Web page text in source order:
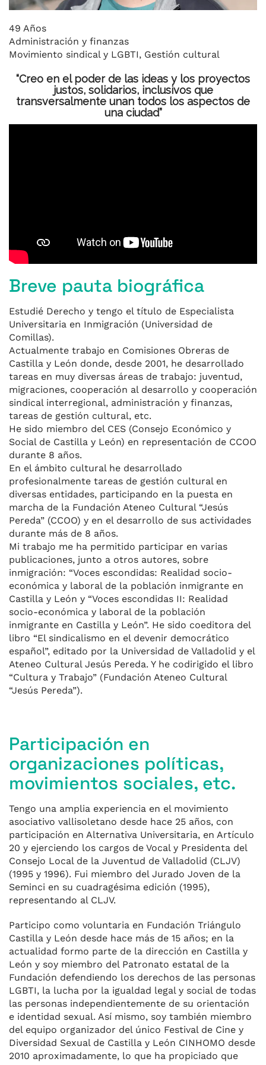
49 Años
Administración y finanzas
Movimiento sindical y LGBTI, Gestión cultural
“Creo en el poder de las ideas y los proyectos
justos, solidarios, inclusivos que
transversalmente unan todos los aspectos de
una ciudad”
Breve pauta biográfica
Estudié Derecho y tengo el título de Especialista
Universitaria en Inmigración (Universidad de
Comillas).
Actualmente trabajo en Comisiones Obreras de
Castilla y León donde, desde 2001, he desarrollado
tareas en muy diversas áreas de trabajo: juventud,
migraciones, cooperación al desarrollo y cooperación
sindical interregional, administración y finanzas,
tareas de gestión cultural, etc.
He sido miembro del CES (Consejo Económico y
Social de Castilla y León) en representación de CCOO
durante 8 años.
En el ámbito cultural he desarrollado
profesionalmente tareas de gestión cultural en
diversas entidades, participando en la puesta en
marcha de la Fundación Ateneo Cultural “Jesús
Pereda” (CCOO) y en el desarrollo de sus actividades
durante más de 8 años.
Mi trabajo me ha permitido participar en varias
publicaciones, junto a otros autores, sobre
inmigración: “Voces escondidas: Realidad socio-
económica y laboral de la población inmigrante en
Castilla y León y “Voces escondidas II: Realidad
socio-económica y laboral de la población
inmigrante en Castilla y León”. He sido coeditora del
libro “El sindicalismo en el devenir democrático
español”, editado por la Universidad de Valladolid y el
Ateneo Cultural Jesús Pereda. Y he codirigido el libro
“Cultura y Trabajo” (Fundación Ateneo Cultural
“Jesús Pereda”).
Participación en
organizaciones políticas,
movimientos sociales, etc.
Tengo una amplia experiencia en el movimiento
asociativo vallisoletano desde hace 25 años, con
participación en Alternativa Universitaria, en Artículo
20 y ejerciendo los cargos de Vocal y Presidenta del
Consejo Local de la Juventud de Valladolid (CLJV)
(1995 y 1996). Fui miembro del Jurado Joven de la
Seminci en su cuadragésima edición (1995),
representando al CLJV.
Participo como voluntaria en Fundación Triángulo
Castilla y León desde hace más de 15 años; en la
actualidad formo parte de la dirección en Castilla y
León y soy miembro del Patronato estatal de la
Fundación defendiendo los derechos de las personas
LGBTI, la lucha por la igualdad legal y social de todas
las personas independientemente de su orientación
e identidad sexual. Así mismo, soy también miembro
del equipo organizador del único Festival de Cine y
Diversidad Sexual de Castilla y León CINHOMO desde
2010 aproximadamente, lo que ha propiciado que